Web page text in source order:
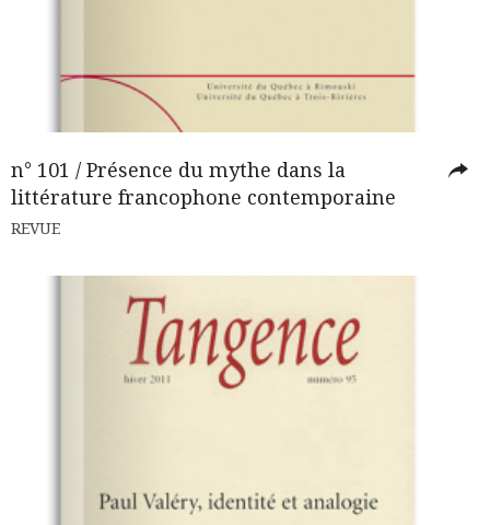
n° 101 / Présence du mythe dans la
littérature francophone contemporaine
REVUE